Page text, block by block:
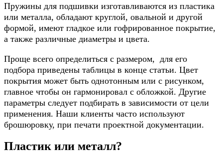
Пружины для подшивки изготавливаются из пластика
или металла, обладают круглой, овальной и другой
формой, имеют гладкое или гофрированное покрытие,
а также различные диаметры и цвета.
Проще всего определиться с размером, для его
подбора приведены таблицы в конце статьи. Цвет
покрытия может быть однотонным или с рисунком,
главное чтобы он гармонировал с обложкой. Другие
параметры следует подбирать в зависимости от цели
применения. Наши клиенты часто используют
брошюровку, при печати проектной документации.
Пластик или металл?